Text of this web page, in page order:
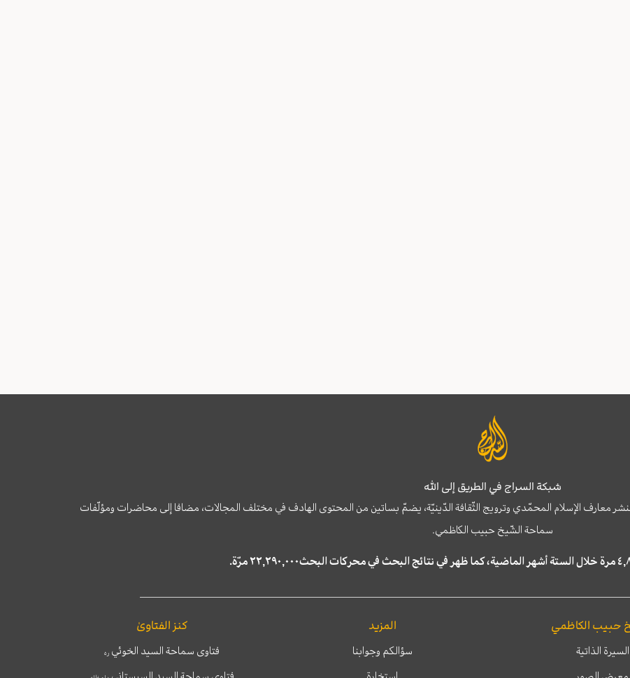
شبكة السراج في الطريق إلى الله
معارف الإسلام المحمّدي وترويج الثّقافة الدّينيّة، يضمّ بساتين من المحتوى الهادف في مختلف المجالات، مضافا إلى محاضرات ومؤلّفات
سماحة الشّيخ حبيب الكاظمي.
حبيب الكاظمي
السيرة الذاتية
المزيد
سؤالكم وجوابنا
كنز الفتاوىٰ
فتاوى سماحة السيد الخوئي ره